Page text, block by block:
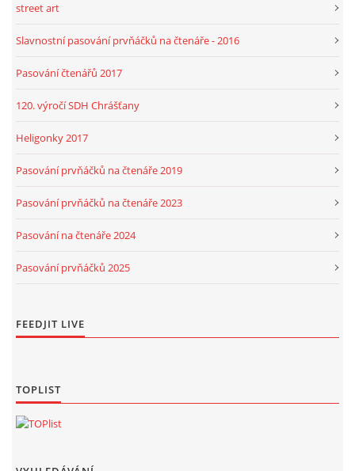
street art
Slavnostní pasování prvňáčků na čtenáře - 2016
Pasování čtenářů 2017
120. výročí SDH Chrášťany
Heligonky 2017
Pasování prvňáčků na čtenáře 2019
Pasování prvňáčků na čtenáře 2023
Pasování na čtenáře 2024
Pasování prvňáčků 2025
FEEDJIT LIVE
TOPLIST